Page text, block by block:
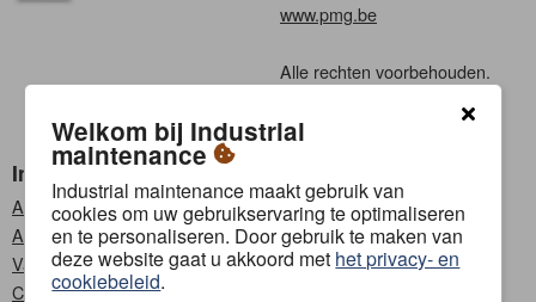
www.pmg.be
Alle rechten voorbehouden.
Privacy
Industrial maintenance
Abonneren
Adverteren
Vacatures
Contact
Nederlands
Frans
Welkom bij Industrial
maintenance
Industrial maintenance maakt gebruik van
cookies om uw gebruikservaring te optimaliseren
en te personaliseren. Door gebruik te maken van
deze website gaat u akkoord met het privacy- en
cookiebeleid.